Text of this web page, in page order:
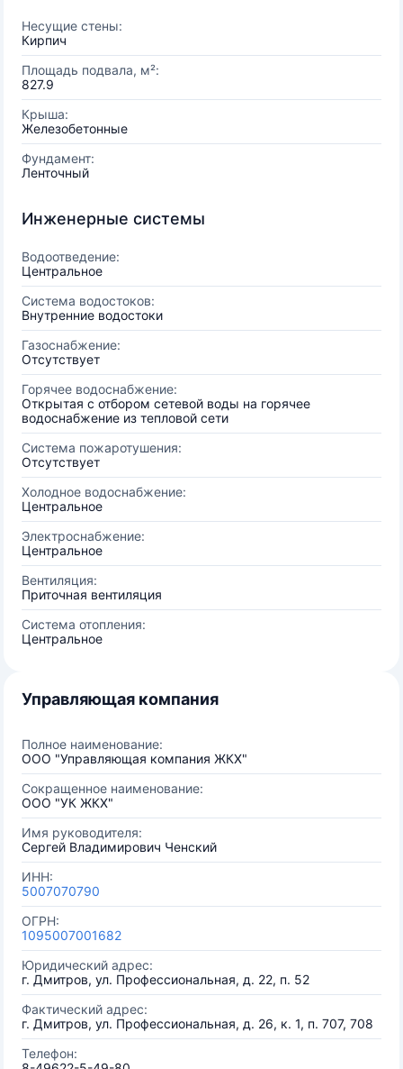
Несущие стены:
Кирпич
Площадь подвала, м²:
827.9
Крыша:
Железобетонные
Фундамент:
Ленточный
Инженерные системы
Водоотведение:
Центральное
Система водостоков:
Внутренние водостоки
Газоснабжение:
Отсутствует
Горячее водоснабжение:
Открытая с отбором сетевой воды на горячее
водоснабжение из тепловой сети
Система пожаротушения:
Отсутствует
Холодное водоснабжение:
Центральное
Электроснабжение:
Центральное
Вентиляция:
Приточная вентиляция
Система отопления:
Центральное
Управляющая компания
Полное наименование:
ООО "Управляющая компания ЖКХ"
Сокращенное наименование:
ООО "УК ЖКХ"
Имя руководителя:
Сергей Владимирович Ченский
ИНН:
5007070790
ОГРН:
1095007001682
Юридический адрес:
г. Дмитров, ул. Профессиональная, д. 22, п. 52
Фактический адрес:
г. Дмитров, ул. Профессиональная, д. 26, к. 1, п. 707, 708
Телефон: